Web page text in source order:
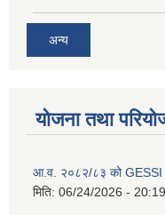
अन्य
योजना तथा
आ.व. २०८२/८३ को GESSI
मिति: 06/24/2026 - 20:19